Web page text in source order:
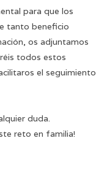
para que los
tanto beneficio
os adjuntamos
todos estos
el seguimiento
duda.
reto en familia!